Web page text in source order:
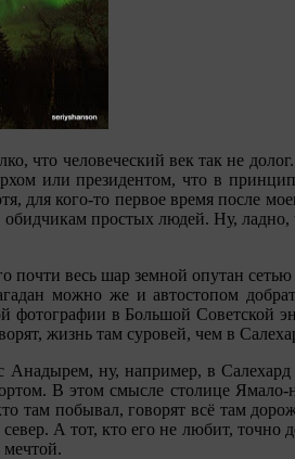
что человеческий век так не
или президентом, что в
для кого-то первое время после
обидчикам простых людей. Ну,
почти весь шар земной опутан
можно же и автостопом
фотографии в Большой Советской
жизнь там суровей, чем в
Анадырем, ну, например, в
В этом смысле столице
там побывал, говорят всё там
север. А тот, кто его не любит,